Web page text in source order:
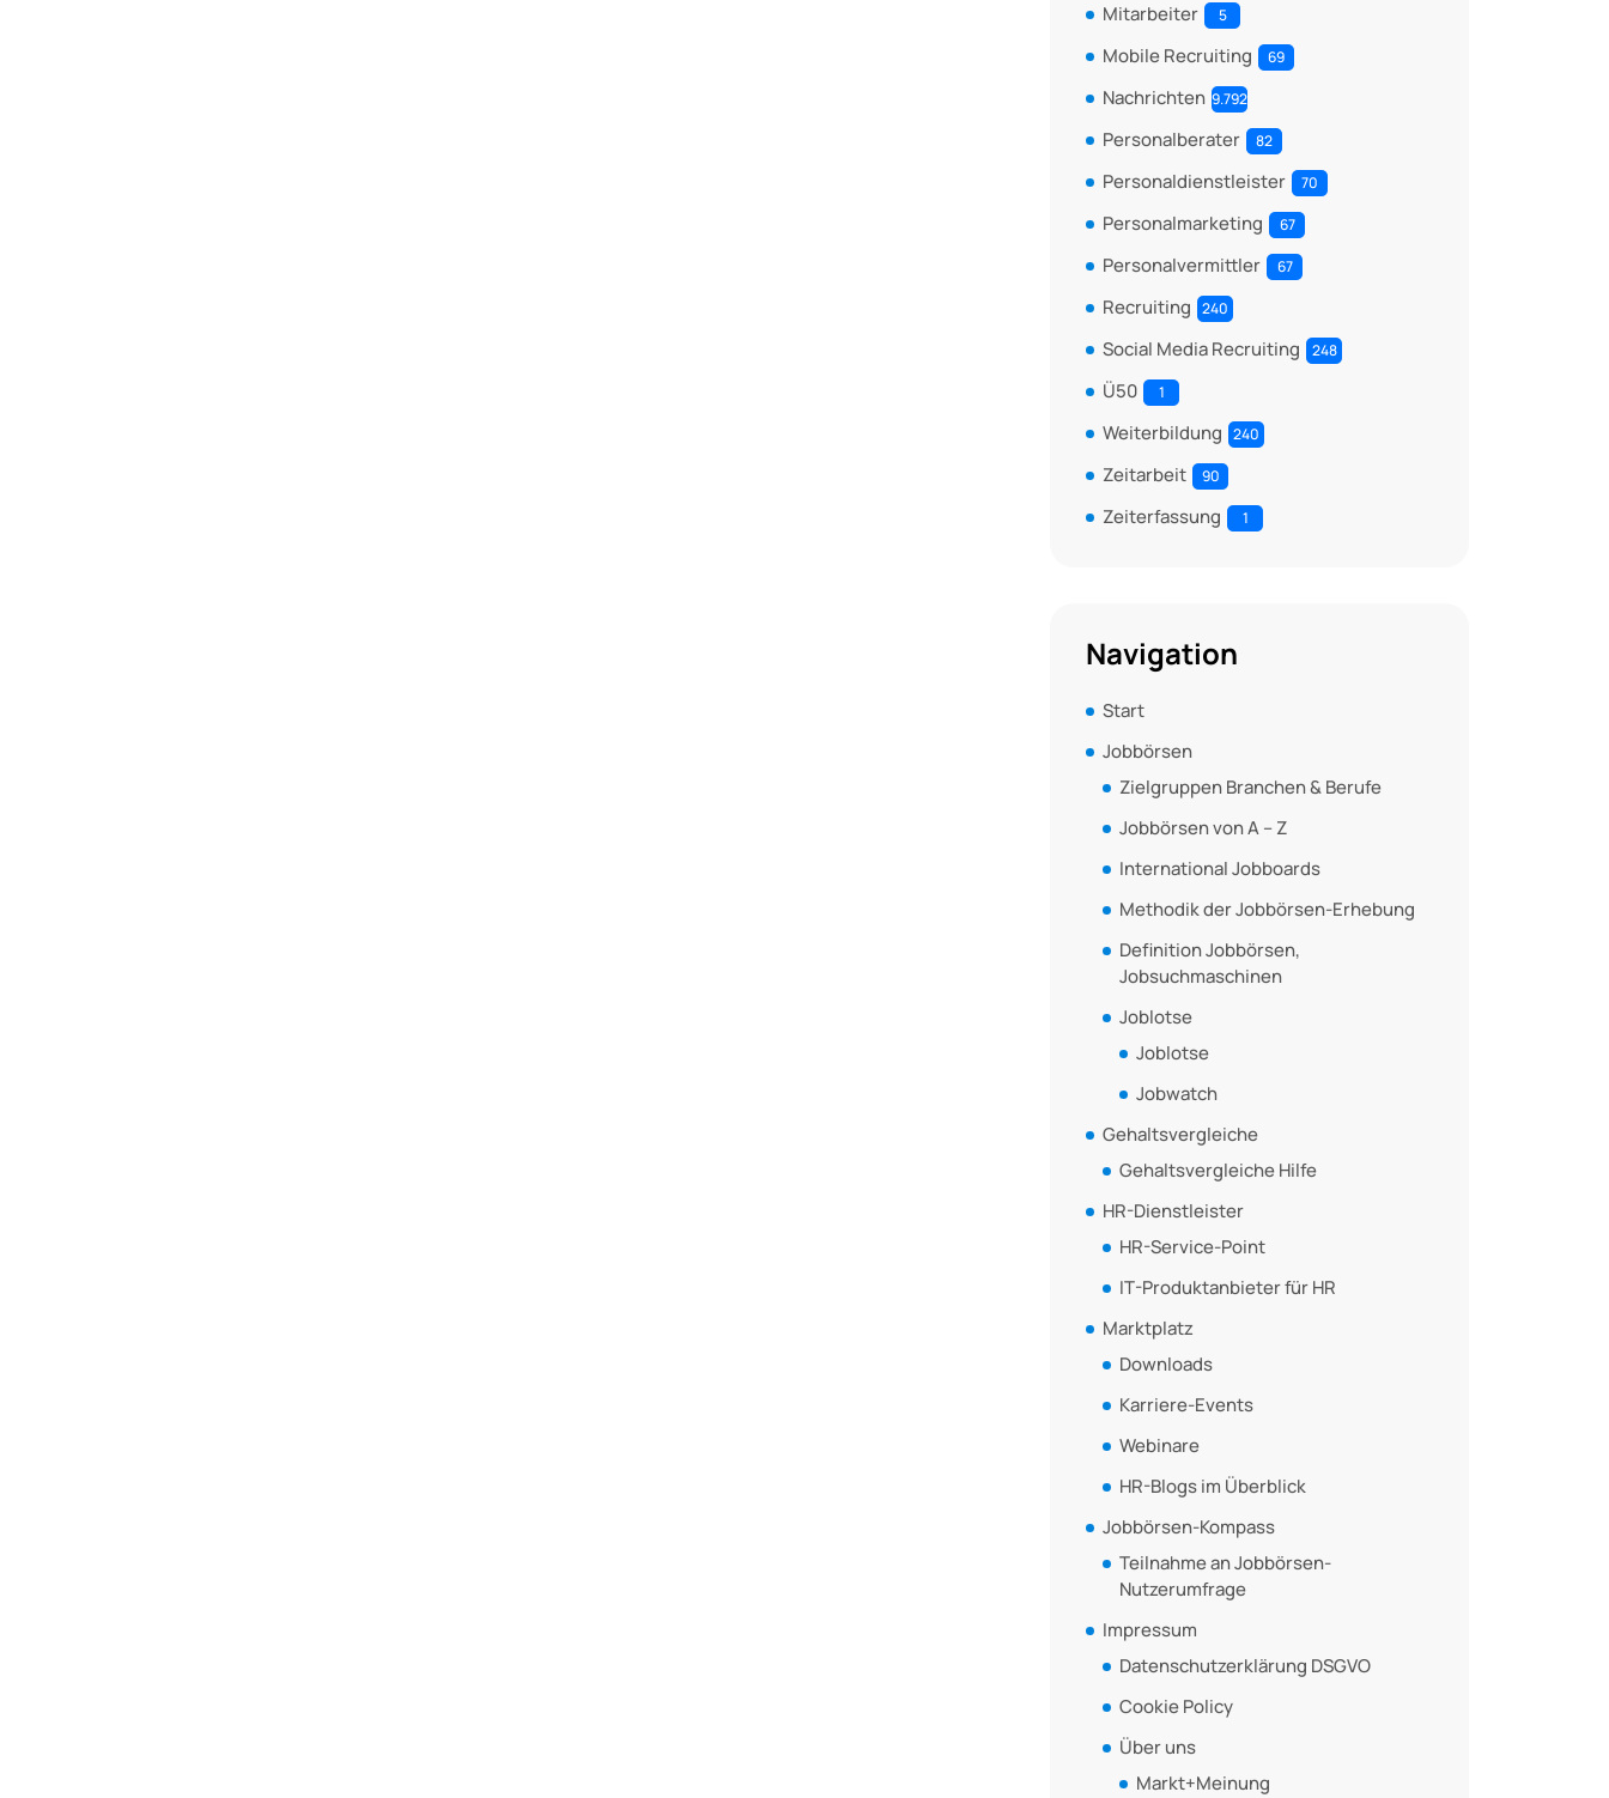
Mitarbeiter 5
Mobile Recruiting 69
Nachrichten 9.792
Personalberater 82
Personaldienstleister 70
Personalmarketing 67
Personalvermittler 67
Recruiting 240
Social Media Recruiting 248
Ü50 1
Weiterbildung 240
Zeitarbeit 90
Zeiterfassung 1
Navigation
Start
Jobbörsen
Zielgruppen Branchen & Berufe
Jobbörsen von A – Z
International Jobboards
Methodik der Jobbörsen-Erhebung
Definition Jobbörsen,
Jobsuchmaschinen
Joblotse
Joblotse
Jobwatch
Gehaltsvergleiche
Gehaltsvergleiche Hilfe
HR-Dienstleister
HR-Service-Point
IT-Produktanbieter für HR
Marktplatz
Downloads
Karriere-Events
Webinare
HR-Blogs im Überblick
Jobbörsen-Kompass
Teilnahme an Jobbörsen-
Nutzerumfrage
Impressum
Datenschutzerklärung DSGVO
Cookie Policy
Über uns
Markt+Meinung